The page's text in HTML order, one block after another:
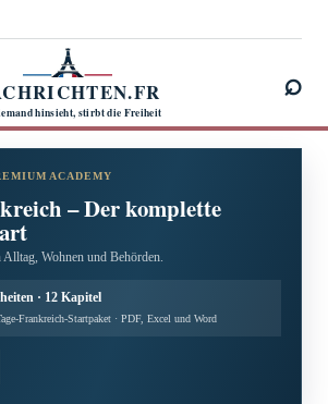
hinsieht, stirbt die Freiheit
⌕
ACADEMY
– Der komplette
Wohnen und Behörden.
· 12 Kapitel
Frankreich-Startpaket · PDF, Excel und Word